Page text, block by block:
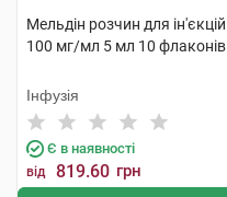
Мельдін розчин для ін'єкцій
100 мг/мл 5 мл 10 флаконів
Інфузія
Є в наявності
від 819.60 грн